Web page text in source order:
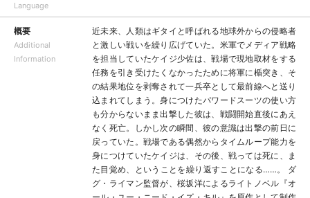
Language
概要
Additional
Information
近未来、人類はギタイと呼ばれる地球外からの侵略者
と激しい戦いを繰り広げていた。米軍でメディア戦略
を担当していたケイジ少佐は、戦場で現地取材をする
任務を引き受けたくなかったために将軍に楯突き、そ
の結果地位を剥奪されて一兵卒として最前線へと送り
込まれてしまう。身につけたパワードスーツの使い方
も分からないまま出撃した彼は、戦闘開始直後にあえ
なく死亡。しかし次の瞬間、彼の意識は出撃の前日に
戻っていた。戦場である偶然からタイムループ能力を
身につけていたケイジは、その後、戦っては死に、ま
た目覚め、ということを繰り返すことになる……。 ダ
グ・ライマン監督が、桜坂洋によるライトノベル『オ